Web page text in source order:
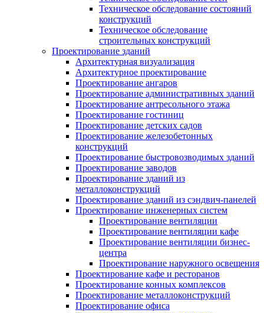
Техническое обследование состояний
конструкций
Техническое обследование
строительных конструкций
Проектирование зданий
Архитектурная визуализация
Архитектурное проектирование
Проектирование ангаров
Проектирование административных зданий
Проектирование антресольного этажа
Проектирование гостиниц
Проектирование детских садов
Проектирование железобетонных
конструкций
Проектирование быстровозводимых зданий
Проектирование заводов
Проектирование зданий из
металлоконструкций
Проектирование зданий из сэндвич-панелей
Проектирование инженерных систем
Проектирование вентиляции
Проектирование вентиляции кафе
Проектирование вентиляции бизнес-
центра
Проектирование наружного освещения
Проектирование кафе и ресторанов
Проектирование конных комплексов
Проектирование металлоконструкций
Проектирование офиса